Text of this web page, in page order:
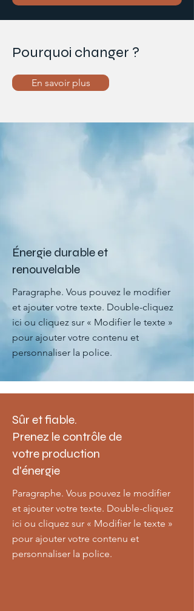
Pourquoi changer ?
En savoir plus
Énergie durable et
renouvelable
Paragraphe. Vous pouvez le modifier
et ajouter votre texte. Double-cliquez
ici ou cliquez sur « Modifier le texte »
pour ajouter votre contenu et
personnaliser la police.
Sûr et fiable.
Prenez le contrôle de
votre production
d'énergie
Paragraphe. Vous pouvez le modifier
et ajouter votre texte. Double-cliquez
ici ou cliquez sur « Modifier le texte »
pour ajouter votre contenu et
personnaliser la police.